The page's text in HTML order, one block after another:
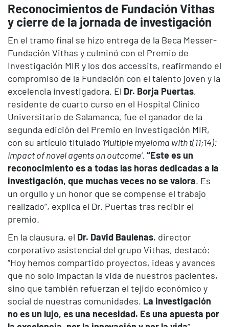
Reconocimientos de Fundación Vithas
y cierre de la jornada de investigación
En el tramo final se hizo entrega de la Beca Messer-
Fundación Vithas y culminó con el Premio de
Investigación MIR y los dos accessits, reafirmando el
compromiso de la Fundación con el talento joven y la
excelencia investigadora. El Dr. Borja Puertas,
residente de cuarto curso en el Hospital Clínico
Universitario de Salamanca, fue el ganador de la
segunda edición del Premio en Investigación MIR,
con su artículo titulado ‘Multiple myeloma with t(11;14):
impact of novel agents on outcome’. “Este es un
reconocimiento es a todas las horas dedicadas a la
investigación, que muchas veces no se valora. Es
un orgullo y un honor que se compense el trabajo
realizado”, explica el Dr. Puertas tras recibir el
premio.
En la clausura, el Dr. David Baulenas, director
corporativo asistencial del grupo Vithas, destacó:
“Hoy hemos compartido proyectos, ideas y avances
que no solo impactan la vida de nuestros pacientes,
sino que también refuerzan el tejido económico y
social de nuestras comunidades. La investigación
no es un lujo, es una necesidad. Es una apuesta por